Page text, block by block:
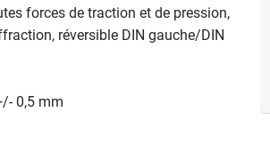
forces de traction et de pression,
réversible DIN gauche/DIN
0,5 mm